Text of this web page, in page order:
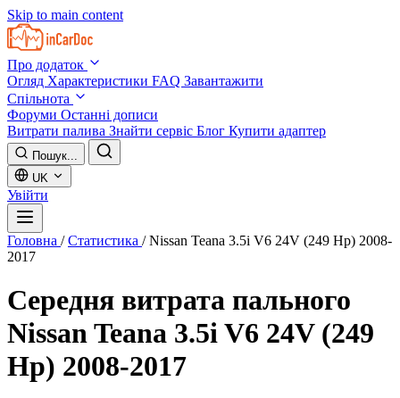
Skip to main content
Про додаток
Огляд Характеристики FAQ Завантажити
Спільнота
Форуми Останні дописи
Витрати палива Знайти сервіс Блог Купити адаптер
Пошук...
UK
Увійти
Головна / Статистика / Nissan Teana 3.5i V6 24V (249 Hp) 2008-
2017
Середня витрата пального
Nissan Teana 3.5i V6 24V (249
Hp) 2008-2017